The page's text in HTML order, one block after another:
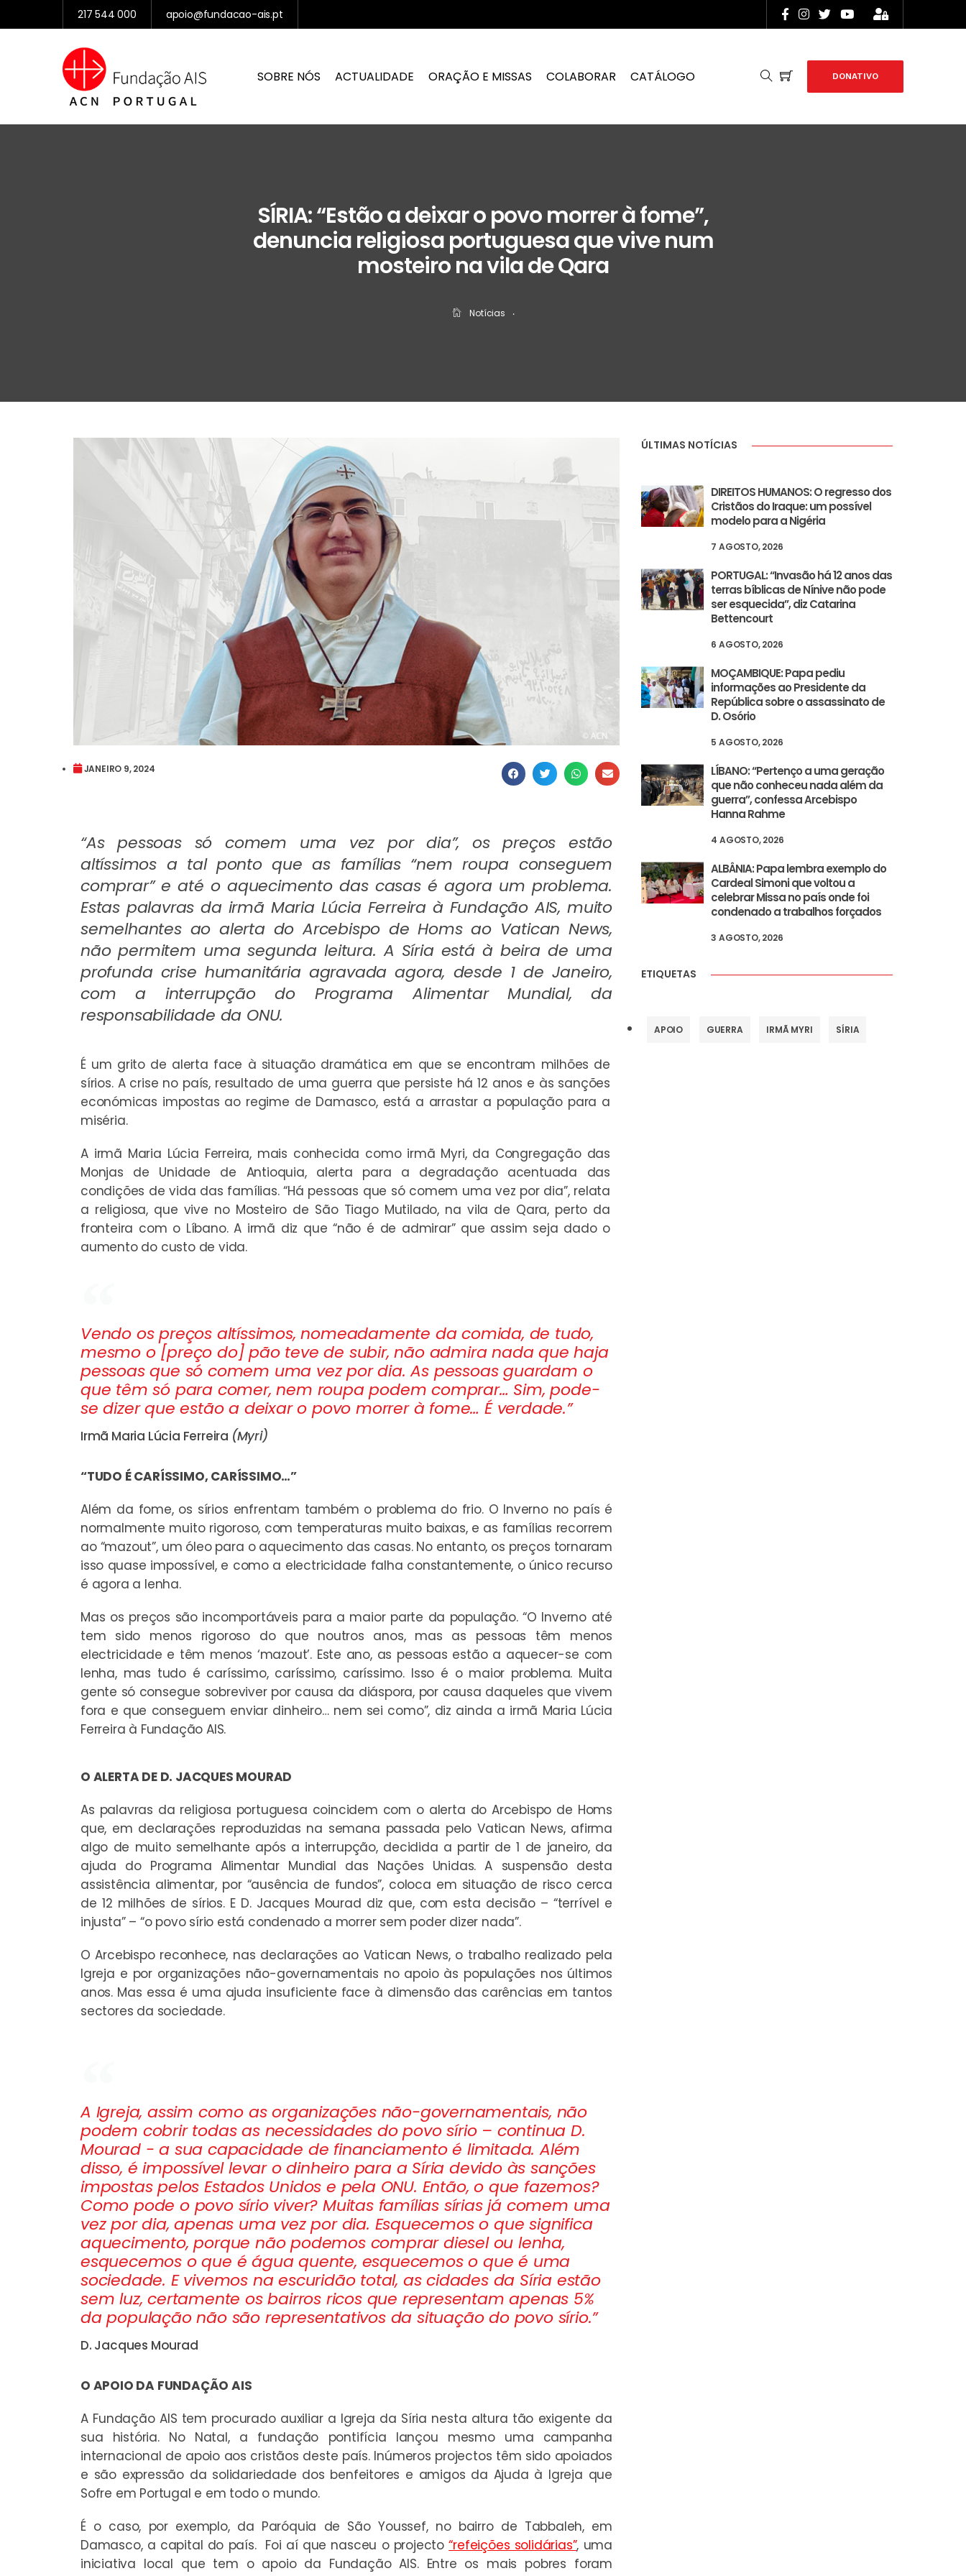
217 544 000 apoio@fundacao-ais.pt
SOBRE NÓS ACTUALIDADE ORAÇÃO E MISSAS COLABORAR CATÁLOGO DONATIVO
SÍRIA: “Estão a deixar o povo morrer à fome”,
denuncia religiosa portuguesa que vive num
mosteiro na vila de Qara
Notícias ‧
JANEIRO 9, 2024
“As pessoas só comem uma vez por dia”, os preços estão
altíssimos a tal ponto que as famílias “nem roupa conseguem
comprar” e até o aquecimento das casas é agora um problema.
Estas palavras da irmã Maria Lúcia Ferreira à Fundação AIS, muito
semelhantes ao alerta do Arcebispo de Homs ao Vatican News,
não permitem uma segunda leitura. A Síria está à beira de uma
profunda crise humanitária agravada agora, desde 1 de Janeiro,
com a interrupção do Programa Alimentar Mundial, da
responsabilidade da ONU.
É um grito de alerta face à situação dramática em que se encontram milhões de
sírios. A crise no país, resultado de uma guerra que persiste há 12 anos e às sanções
económicas impostas ao regime de Damasco, está a arrastar a população para a
miséria.
A irmã Maria Lúcia Ferreira, mais conhecida como irmã Myri, da Congregação das
Monjas de Unidade de Antioquia, alerta para a degradação acentuada das
condições de vida das famílias. “Há pessoas que só comem uma vez por dia”, relata
a religiosa, que vive no Mosteiro de São Tiago Mutilado, na vila de Qara, perto da
fronteira com o Líbano. A irmã diz que “não é de admirar” que assim seja dado o
aumento do custo de vida.
Vendo os preços altíssimos, nomeadamente da comida, de tudo,
mesmo o [preço do] pão teve de subir, não admira nada que haja
pessoas que só comem uma vez por dia. As pessoas guardam o
que têm só para comer, nem roupa podem comprar… Sim, pode-
se dizer que estão a deixar o povo morrer à fome… É verdade.”
Irmã Maria Lúcia Ferreira (Myri)
“TUDO É CARÍSSIMO, CARÍSSIMO…”
Além da fome, os sírios enfrentam também o problema do frio. O Inverno no país é
normalmente muito rigoroso, com temperaturas muito baixas, e as famílias recorrem
ao “mazout”, um óleo para o aquecimento das casas. No entanto, os preços tornaram
isso quase impossível, e como a electricidade falha constantemente, o único recurso
é agora a lenha.
Mas os preços são incomportáveis para a maior parte da população. “O Inverno até
tem sido menos rigoroso do que noutros anos, mas as pessoas têm menos
electricidade e têm menos ‘mazout’. Este ano, as pessoas estão a aquecer-se com
lenha, mas tudo é caríssimo, caríssimo, caríssimo. Isso é o maior problema. Muita
gente só consegue sobreviver por causa da diáspora, por causa daqueles que vivem
fora e que conseguem enviar dinheiro… nem sei como”, diz ainda a irmã Maria Lúcia
Ferreira à Fundação AIS.
O ALERTA DE D. JACQUES MOURAD
As palavras da religiosa portuguesa coincidem com o alerta do Arcebispo de Homs
que, em declarações reproduzidas na semana passada pelo Vatican News, afirma
algo de muito semelhante após a interrupção, decidida a partir de 1 de janeiro, da
ajuda do Programa Alimentar Mundial das Nações Unidas. A suspensão desta
assistência alimentar, por “ausência de fundos”, coloca em situação de risco cerca
de 12 milhões de sírios. E D. Jacques Mourad diz que, com esta decisão – “terrível e
injusta” – “o povo sírio está condenado a morrer sem poder dizer nada”.
O Arcebispo reconhece, nas declarações ao Vatican News, o trabalho realizado pela
Igreja e por organizações não-governamentais no apoio às populações nos últimos
anos. Mas essa é uma ajuda insuficiente face à dimensão das carências em tantos
sectores da sociedade.
A Igreja, assim como as organizações não-governamentais, não
podem cobrir todas as necessidades do povo sírio – continua D.
Mourad - a sua capacidade de financiamento é limitada. Além
disso, é impossível levar o dinheiro para a Síria devido às sanções
impostas pelos Estados Unidos e pela ONU. Então, o que fazemos?
Como pode o povo sírio viver? Muitas famílias sírias já comem uma
vez por dia, apenas uma vez por dia. Esquecemos o que significa
aquecimento, porque não podemos comprar diesel ou lenha,
esquecemos o que é água quente, esquecemos o que é uma
sociedade. E vivemos na escuridão total, as cidades da Síria estão
sem luz, certamente os bairros ricos que representam apenas 5%
da população não são representativos da situação do povo sírio.”
D. Jacques Mourad
O APOIO DA FUNDAÇÃO AIS
A Fundação AIS tem procurado auxiliar a Igreja da Síria nesta altura tão exigente da
sua história. No Natal, a fundação pontifícia lançou mesmo uma campanha
internacional de apoio aos cristãos deste país. Inúmeros projectos têm sido apoiados
e são expressão da solidariedade dos benfeitores e amigos da Ajuda à Igreja que
Sofre em Portugal e em todo o mundo.
É o caso, por exemplo, da Paróquia de São Youssef, no bairro de Tabbaleh, em
Damasco, a capital do país. Foi aí que nasceu o projecto“refeições solidárias”, uma
iniciativa local que tem o apoio da Fundação AIS. Entre os mais pobres foram
ÚLTIMAS NOTÍCIAS
DIREITOS HUMANOS: O regresso dos
Cristãos do Iraque: um possível
modelo para a Nigéria
7 AGOSTO, 2026
PORTUGAL: “Invasão há 12 anos das
terras bíblicas de Nínive não pode
ser esquecida”, diz Catarina
Bettencourt
6 AGOSTO, 2026
MOÇAMBIQUE: Papa pediu
informações ao Presidente da
República sobre o assassinato de
D. Osório
5 AGOSTO, 2026
LÍBANO: “Pertenço a uma geração
que não conheceu nada além da
guerra”, confessa Arcebispo
Hanna Rahme
4 AGOSTO, 2026
ALBÂNIA: Papa lembra exemplo do
Cardeal Simoni que voltou a
celebrar Missa no país onde foi
condenado a trabalhos forçados
3 AGOSTO, 2026
ETIQUETAS
APOIO GUERRA IRMÃ MYRI SÍRIA